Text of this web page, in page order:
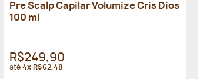
Pre Scalp Capilar Volumize Cris Dios
100 ml
R$249,90
até 4x R$62,48